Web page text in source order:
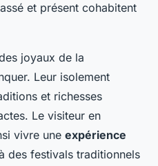
et présent cohabitent
joyaux de la
Leur isolement
et richesses
Le visiteur en
vivre une expérience
des festivals traditionnels